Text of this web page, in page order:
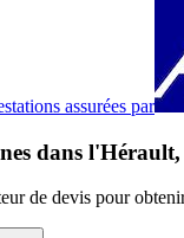
assurées par
dans l'Hérault,
de devis pour